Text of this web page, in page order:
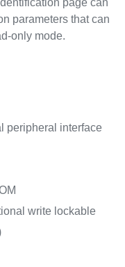
page can
parameters that can
only mode.
peripheral interface
write lockable